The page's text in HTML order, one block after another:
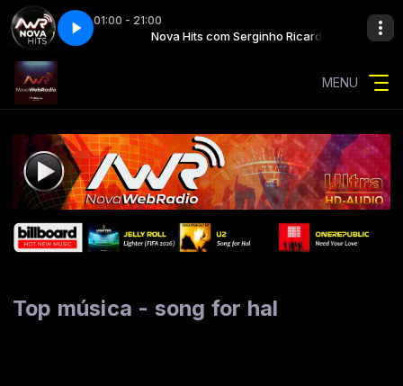
01:00 - 21:00
Ricardo Nova Hits com Serginho Ricardo
(ft. wiz khalifa) mgk - girl next door (ft. wiz khalifa)
MENU
Top música - song for hal